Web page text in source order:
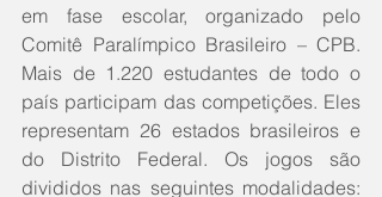
em fase escolar, organizado pelo
Comitê Paralímpico Brasileiro – CPB.
Mais de 1.220 estudantes de todo o
país participam das competições. Eles
representam 26 estados brasileiros e
do Distrito Federal. Os jogos são
divididos nas seguintes modalidades: